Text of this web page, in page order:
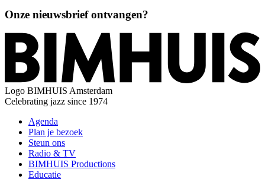
Onze nieuwsbrief ontvangen?
Logo BIMHUIS Amsterdam
Celebrating jazz since 1974
Agenda
Plan je bezoek
Steun ons
Radio & TV
BIMHUIS Productions
Educatie